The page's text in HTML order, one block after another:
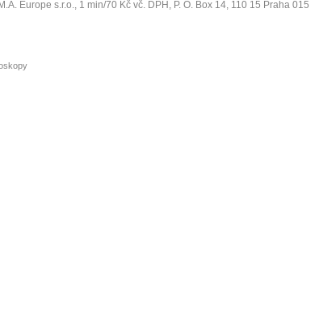
Europe s.r.o., 1 min/70 Kč vč. DPH, P. O. Box 14, 110 15 Praha 015